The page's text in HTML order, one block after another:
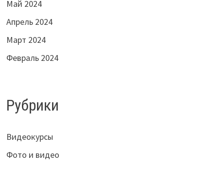
Май 2024
Апрель 2024
Март 2024
Февраль 2024
Рубрики
Видеокурсы
Фото и видео